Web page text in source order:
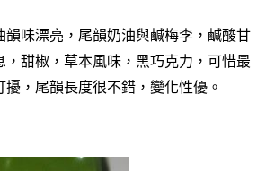
韻味漂亮，尾韻奶油與鹹梅李，鹹酸甘
，甜椒，草本風味，黑巧克力，可惜最
，尾韻長度很不錯，變化性優。